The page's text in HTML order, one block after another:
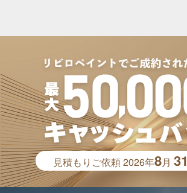
見積もりご依頼2026年8月31